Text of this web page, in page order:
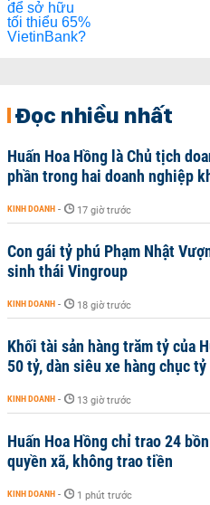
Đọc nhiều nhất
Huấn Hoa Hồng là Chủ tịch
phần trong hai doanh nghiệp
KINH DOANH - 17 giờ trước
Con gái tỷ phú Phạm Nhật
sinh thái Vingroup
KINH DOANH - 18 giờ trước
Khối tài sản hàng trăm tỷ của
50 tỷ, dàn siêu xe hàng chục
KINH DOANH - 13 giờ trước
Huấn Hoa Hồng chỉ trao 24
quyền xã, không trao tiền
KINH DOANH - 1 phút trước